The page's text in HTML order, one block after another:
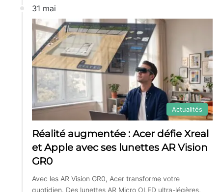
31 mai
Actualités
Réalité augmentée : Acer défie Xreal
et Apple avec ses lunettes AR Vision
GR0
Avec les AR Vision GR0, Acer transforme votre
quotidien. Des lunettes AR Micro OLED ultra-légères,